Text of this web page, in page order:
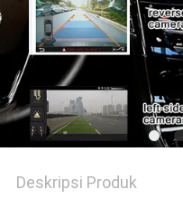
Deskripsi Produk